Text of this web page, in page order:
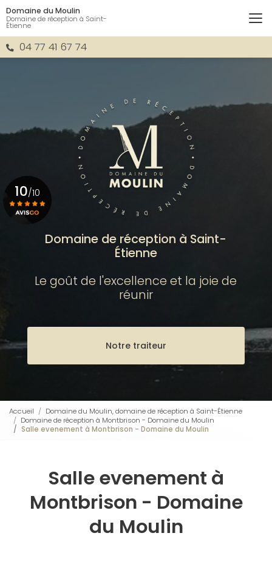
Aller
au
contenu
principal04 77 41 67 74
Domaine du Moulin
Domaine de réception à Saint-
Étienne
Domaine de réception à Saint-
Étienne
Le goût de l'excellence et la joie de
réunir
Notre traiteur
10/10
Accueil
Domaine du Moulin, domaine de réception à Saint-Étienne
Domaine de réception à Montbrison - Domaine du Moulin
Salle evenement à Montbrison - Domaine du Moulin
Salle evenement à
Montbrison - Domaine
du Moulin